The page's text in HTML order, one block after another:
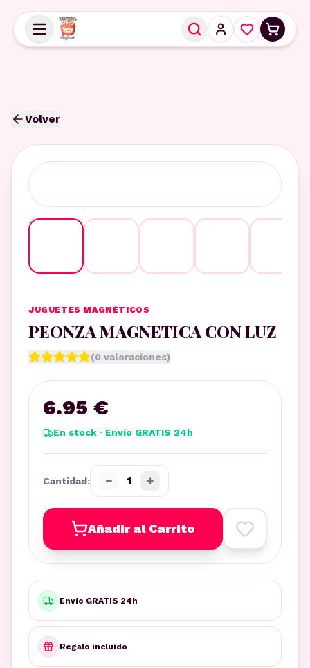
Volver
JUGUETES MAGNÉTICOS
PEONZA MAGNETICA CON LUZ
(0 valoraciones)
6.95 €
En stock · Envío GRATIS 24h
Cantidad: − 1 +
Añadir al Carrito
Envío GRATIS 24h
Regalo incluido